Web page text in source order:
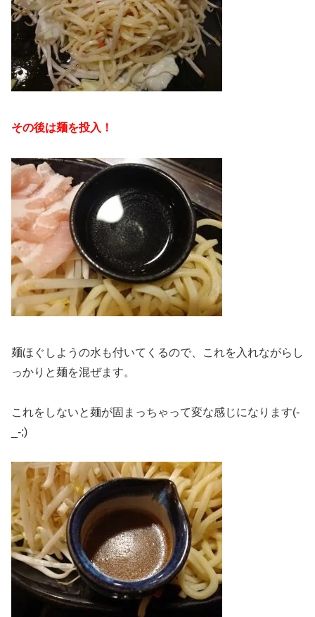
その後は麺を投入！
麺ほぐしようの水も付いてくるので、これを入れながらし
っかりと麺を混ぜます。
これをしないと麺が固まっちゃって変な感じになります(-
_-;)